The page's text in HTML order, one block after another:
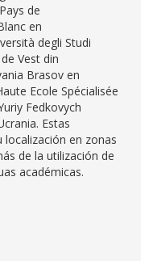
de
en
degli Studi
Vest din
Brasov en
Ecole Spécialisée
Fedkovych
Estas
localización en zonas
de la utilización de
académicas.